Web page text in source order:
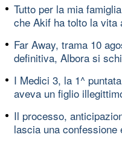
Tutto per la mia
che Akif ha tolto la vita
Far Away, trama 10
definitiva, Albora si
I Medici 3, la 1^
aveva un figlio
Il processo,
lascia una confessione